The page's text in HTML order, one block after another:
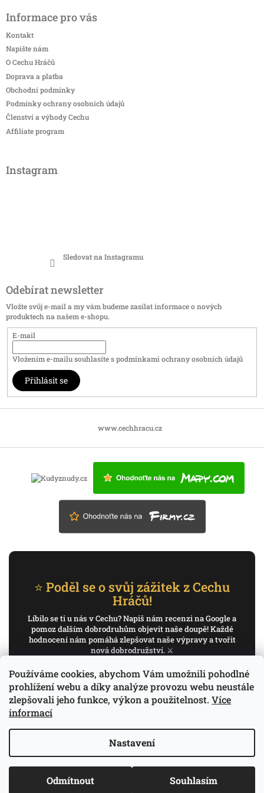
Používáme cookies, abychom Vám umožnili pohodlné
prohlížení webu a díky analýze provozu webu neustále
zlepšovali jeho funkce, výkon a použitelnost. Více
informací
Nastavení
Odmítnout Souhlasím
Informace pro vás
Kontakt
Napište nám
O Cechu Hráčů
Doprava a platba
Obchodní podmínky
Podmínky ochrany osobních údajů
Členství a výhody Cechu
Affiliate program
Instagram
Sledovat na Instagramu
Odebírat newsletter
Vložte svůj e-mail a my vám budeme zasílat informace o nových
produktech na našem e-shopu.
E-mail
Vložením e-mailu souhlasíte spodmínkami ochrany osobních údajů
Přihlásit se
www.cechhracu.cz
⭐ Poděl se o svůj zážitek z Cechu
Hráčů!
Líbilo se ti u nás v Cechu? Napiš nám recenzi na Google a
pomoz dalším dobrodruhům objevit naše doupě! Každé
hodnocení nám pomáhá zlepšovat naše výpravy a tvořit
nová dobrodružství. ⚔️
✍️ Napiš recenzi na Google
Děkujeme, že pomáháš psát příběh Cechu Hráčů.
Vytvořil ShoptetCopyright 2026 Cech Hráčů. Všechna práva